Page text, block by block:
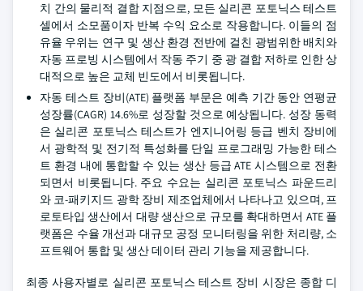
치 간의 물리적 결합 지점으로, 모든 실리콘 포토닉스 테스트
셀에서 소모품이자 반복 수익 요소로 작용합니다. 이들의 점
유율 우위는 연구 및 생산 환경 전반에 걸친 광범위한 배치와
자동 프로빙 시스템에서 작동 주기 중 광 결합 저하로 인한 상
대적으로 높은 교체 빈도에서 비롯됩니다.
자동 테스트 장비(ATE) 플랫폼 부문은 예측 기간 동안 연평균
성장률(CAGR) 14.6%로 성장할 것으로 예상됩니다. 성장 동력
은 실리콘 포토닉스 테스트가 엔지니어링 등급 벤치 장비에
서 광학적 및 전기적 특성화를 단일 프로그래밍 가능한 테스
트 환경 내에 통합할 수 있는 생산 등급 ATE 시스템으로 전환
되면서 비롯됩니다. 주요 수요는 실리콘 포토닉스 파운드리
와 코-패키지드 광학 장비 제조업체에서 나타나고 있으며, 프
로토타입 생산에서 대량 생산으로 규모를 확대하면서 ATE 플
랫폼은 수율 개선과 대규모 공정 모니터링을 위한 처리량, 소
프트웨어 통합 및 생산 데이터 관리 기능을 제공합니다.
최종 사용자별로 실리콘 포토닉스 테스트 장비 시장은 종합 디